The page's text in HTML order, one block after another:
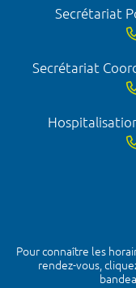
Secrétariat
Secrétariat
Pour connaître les
rendez-vous,